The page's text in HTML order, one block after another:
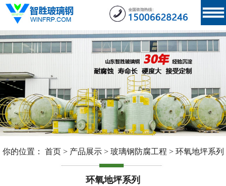
你的位置： 首页> 产品展示> 玻璃钢防腐工程 > 环氧地坪系列
环氧地坪系列